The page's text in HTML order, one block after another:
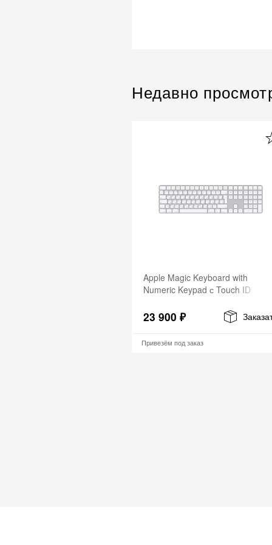
Недавно
Apple Magic Keyboard with
Numeric Keypad с Touch ID
23 900 ₽
Привезём под заказ